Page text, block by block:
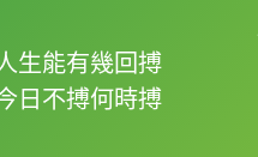
生能有幾回搏
日不搏何時搏
框選或點兩下字幕可